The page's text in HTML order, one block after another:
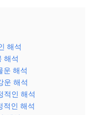
해석
해석
운 해석
운 해석
적인 해석
적인 해석